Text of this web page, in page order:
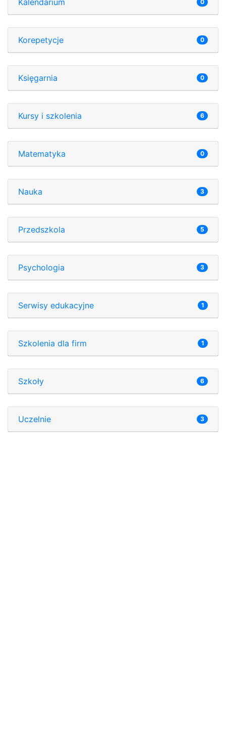
0
Korepetycje 0
Księgarnia 0
Kursy i szkolenia 6
Matematyka 0
Nauka 3
Przedszkola 5
Psychologia 3
Serwisy edukacyjne 1
Szkolenia dla firm 1
Szkoły 6
Uczelnie 3